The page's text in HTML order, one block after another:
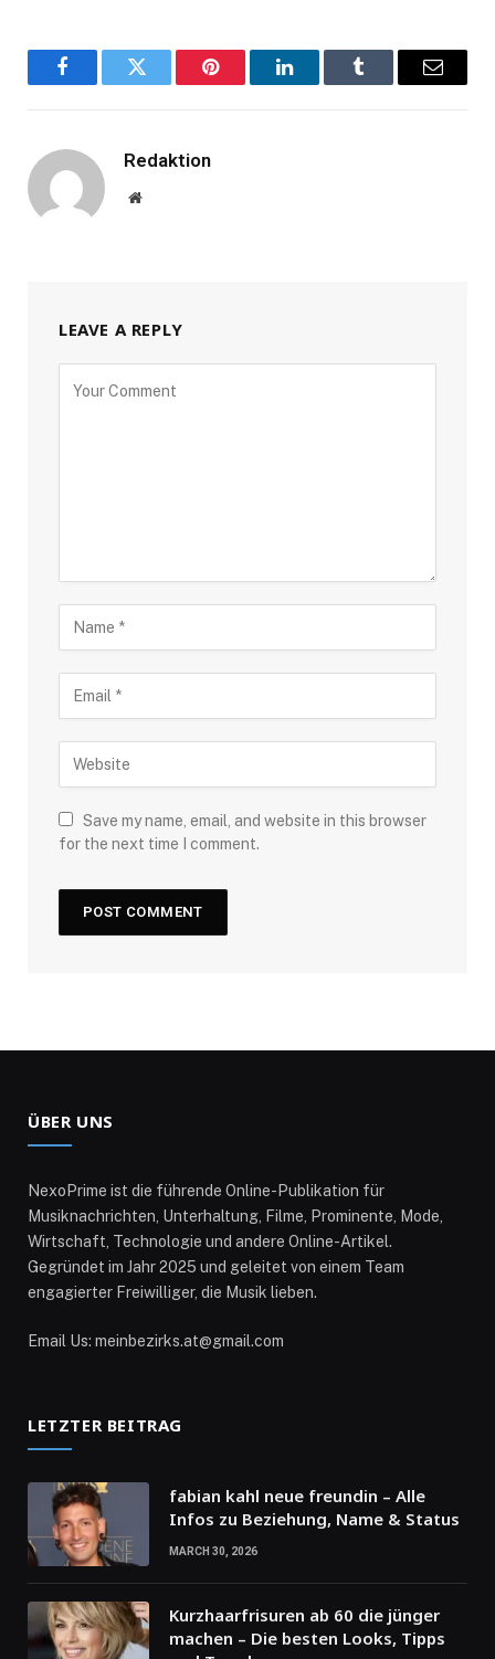
FacebookTwitter Pinterest LinkedInTumblr Email
Redaktion
Website
LEAVE A REPLY
Save my name, email, and website in this browser
for the next time I comment.
ÜBER UNS
NexoPrime ist die führende Online-Publikation für
Musiknachrichten, Unterhaltung, Filme, Prominente, Mode,
Wirtschaft, Technologie und andere Online-Artikel.
Gegründet im Jahr 2025 und geleitet von einem Team
engagierter Freiwilliger, die Musik lieben.
Email Us: meinbezirks.at@gmail.com
LETZTER BEITRAG
fabian kahl neue freundin – Alle
Infos zu Beziehung, Name & Status
MARCH 30, 2026
Kurzhaarfrisuren ab 60 die jünger
machen – Die besten Looks, Tipps